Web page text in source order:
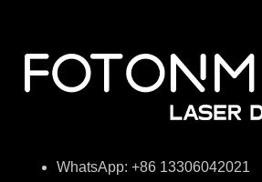
WhatsApp: +86 13306042021